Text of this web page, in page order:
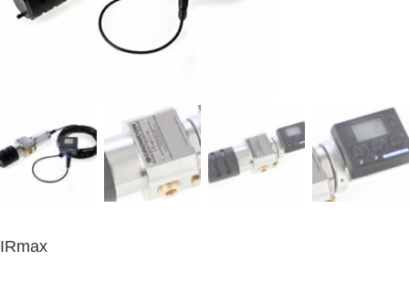
IRmax